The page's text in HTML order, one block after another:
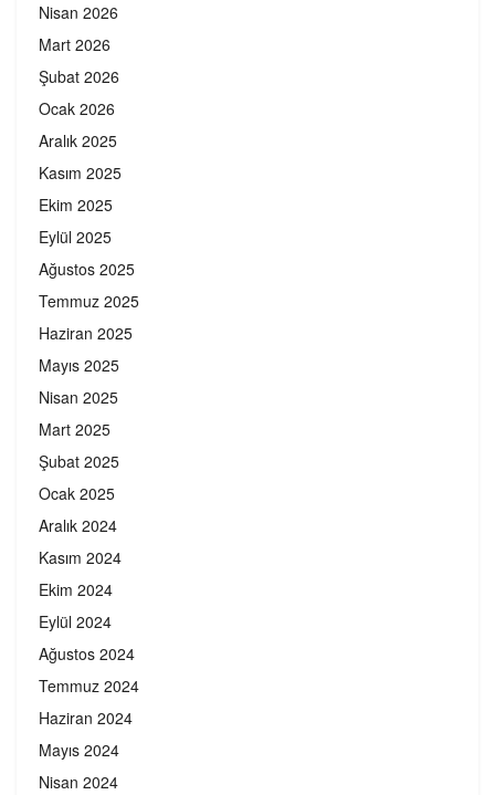
Nisan 2026
Mart 2026
Şubat 2026
Ocak 2026
Aralık 2025
Kasım 2025
Ekim 2025
Eylül 2025
Ağustos 2025
Temmuz 2025
Haziran 2025
Mayıs 2025
Nisan 2025
Mart 2025
Şubat 2025
Ocak 2025
Aralık 2024
Kasım 2024
Ekim 2024
Eylül 2024
Ağustos 2024
Temmuz 2024
Haziran 2024
Mayıs 2024
Nisan 2024